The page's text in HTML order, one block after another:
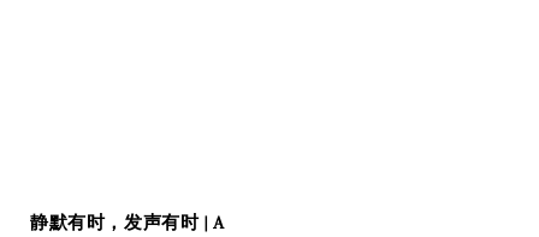
静默有时，发声有时 | A